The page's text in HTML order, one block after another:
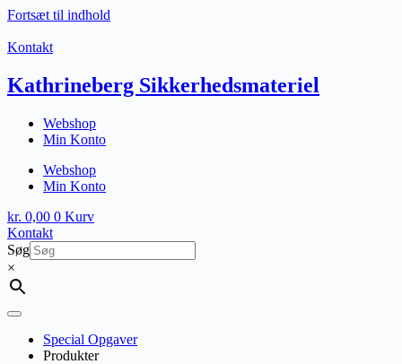
Fortsæt til indhold
Kontakt
Kathrineberg Sikkerhedsmateriel
Webshop
Min Konto
Webshop
Min Konto
kr. 0,00 0 Kurv
Kontakt
Søg
×
Special Opgaver
Produkter